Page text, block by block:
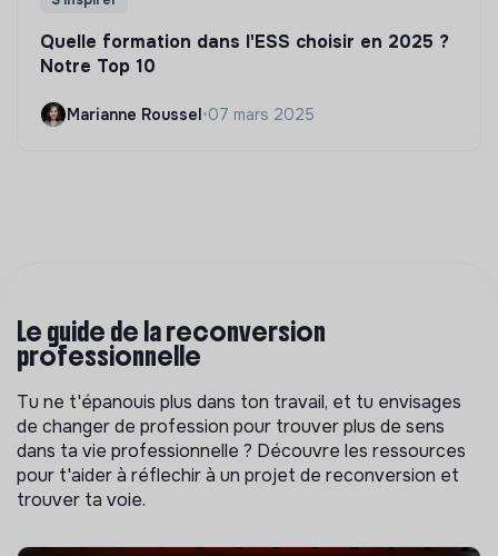
Quelle formation dans l'ESS choisir en 2025 ?
Notre Top 10
Marianne Roussel•07 mars 2025
Le guide de la reconversion
professionnelle
Tu ne t'épanouis plus dans ton travail, et tu envisages
de changer de profession pour trouver plus de sens
dans ta vie professionnelle ? Découvre les ressources
pour t'aider à réflechir à un projet de reconversion et
trouver ta voie.